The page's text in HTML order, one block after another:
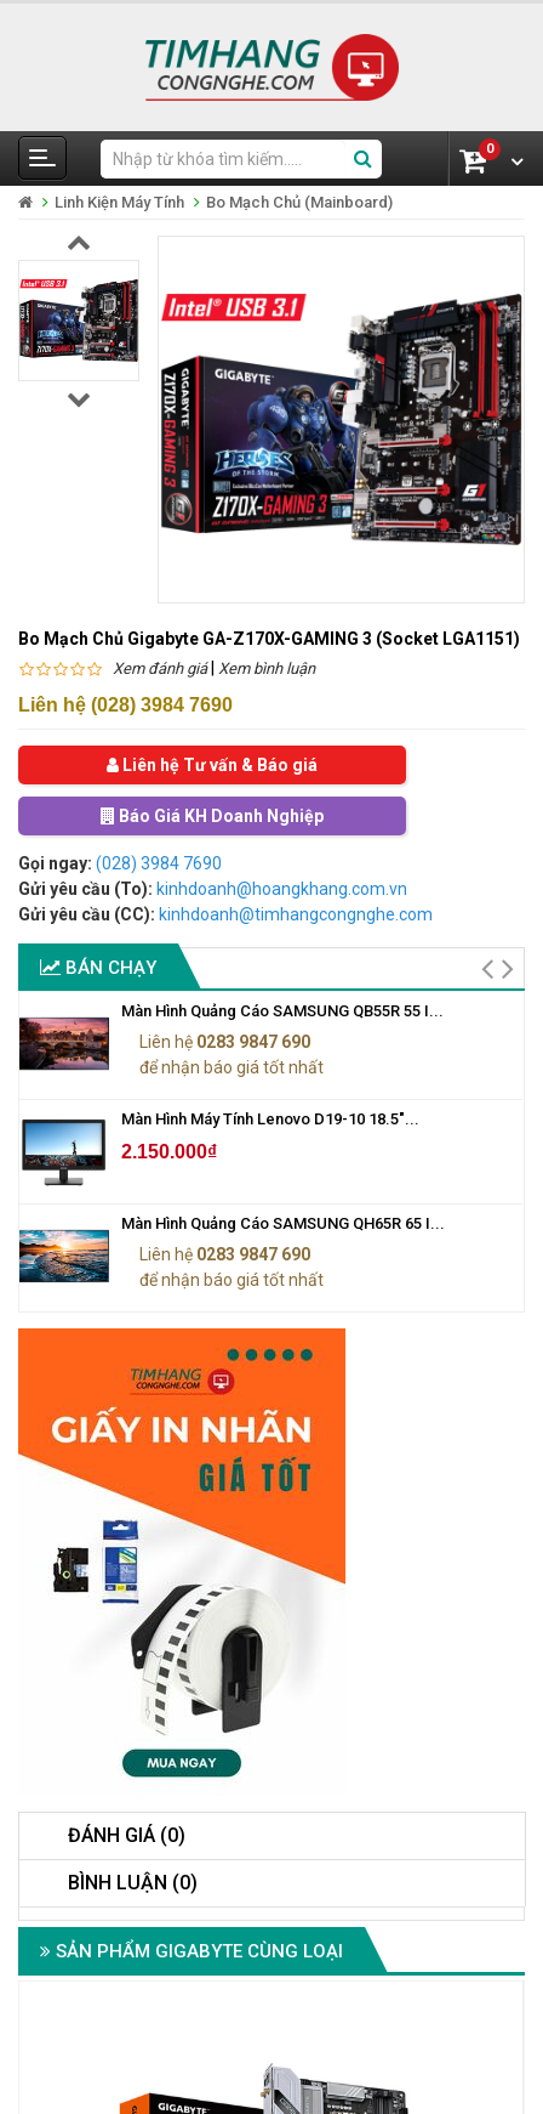
0
Linh Kiện Máy Tính Bo Mạch Chủ (Mainboard)
Bo Mạch Chủ Gigabyte GA-Z170X-GAMING 3 (Socket LGA1151)
Xem đánh giá| Xem bình luận
Liên hệ (028) 3984 7690
Liên hệ Tư vấn & Báo giá
Báo Giá KH Doanh Nghiệp
Gọi ngay: (028) 3984 7690
Gửi yêu cầu (To): kinhdoanh@hoangkhang.com.vn
Gửi yêu cầu (CC): kinhdoanh@timhangcongnghe.com
BÁN CHẠY
Màn Hình Quảng Cáo SAMSUNG QB55R 55 I...
Liên hệ 0283 9847 690
để nhận báo giá tốt nhất
Màn Hình Máy Tính Lenovo D19-10 18.5"...
2.150.000₫
Màn Hình Quảng Cáo SAMSUNG QH65R 65 I...
Liên hệ 0283 9847 690
để nhận báo giá tốt nhất
ĐÁNH GIÁ (0)
BÌNH LUẬN (0)
SẢN PHẨM GIGABYTE CÙNG LOẠI